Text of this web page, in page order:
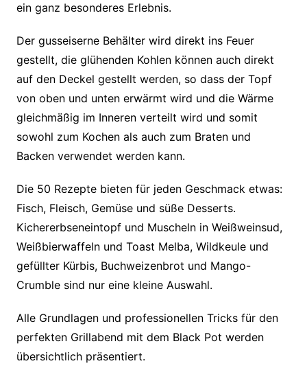
ein ganz besonderes Erlebnis.
Der gusseiserne Behälter wird direkt ins Feuer
gestellt, die glühenden Kohlen können auch direkt
auf den Deckel gestellt werden, so dass der Topf
von oben und unten erwärmt wird und die Wärme
gleichmäßig im Inneren verteilt wird und somit
sowohl zum Kochen als auch zum Braten und
Backen verwendet werden kann.
Die 50 Rezepte bieten für jeden Geschmack etwas:
Fisch, Fleisch, Gemüse und süße Desserts.
Kichererbseneintopf und Muscheln in Weißweinsud,
Weißbierwaffeln und Toast Melba, Wildkeule und
gefüllter Kürbis, Buchweizenbrot und Mango-
Crumble sind nur eine kleine Auswahl.
Alle Grundlagen und professionellen Tricks für den
perfekten Grillabend mit dem Black Pot werden
übersichtlich präsentiert.